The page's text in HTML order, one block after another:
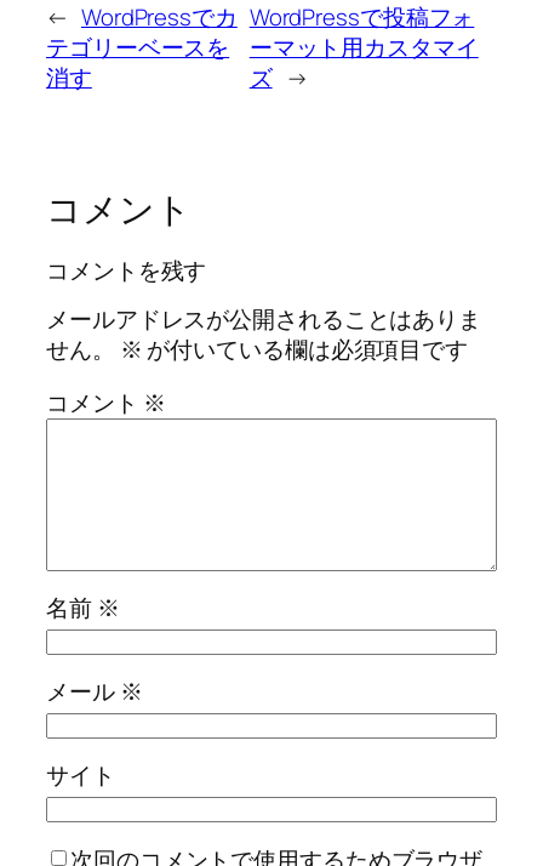
← WordPressでカ
テゴリーベースを
消す
WordPressで投稿フォ
ーマット用カスタマイ
ズ →
コメント
コメントを残す
メールアドレスが公開されることはありま
せん。
※ が付いている欄は必須項目です
コメント ※
名前 ※
メール ※
サイト
次回のコメントで使用するためブラウザ